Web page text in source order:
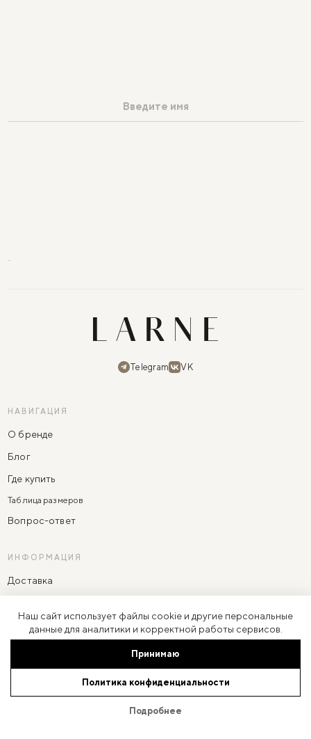
Telegram VK
НАВИГАЦИЯ
О бренде
Блог
Где купить
Таблица размеров
Вопрос-ответ
ИНФОРМАЦИЯ
Доставка
Условия возврата и обмена
Политика обработки персональных данных
Согласие на обработку персональных данных
Наш сайт использует файлы cookie и другие персональные
данные для аналитики и корректной работы сервисов.
Принимаю
Политика конфиденциальности
Подробнее